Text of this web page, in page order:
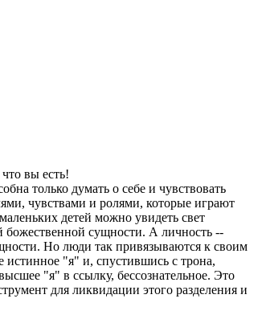
вы есть!
только думать о себе и чувствовать
чувствами и ролями, которые играют
детей можно увидеть свет
божественной сущности. А личность --
Но люди так привязываются к своим
истинное "я" и, спустившись с трона,
"я" в ссылку, бессознательное. Это
для ликвидации этого разделения и